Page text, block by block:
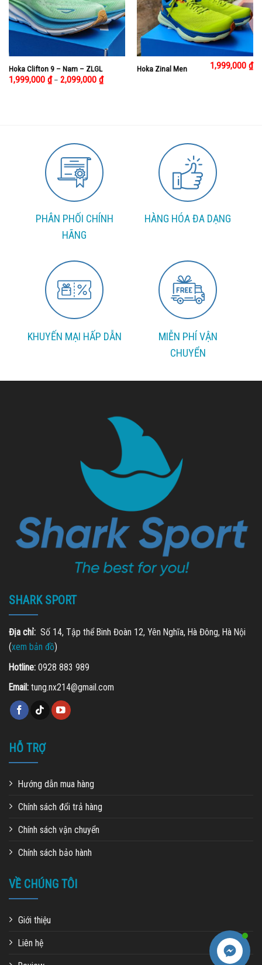
Hoka Clifton 9 – Nam – ZLGL
1,999,000 ₫– 2,099,000 ₫
Hoka Zinal Men 1,999,000₫
PHÂN PHỐI CHÍNH
HÃNG
HÀNG HÓA ĐA DẠNG
KHUYẾN MẠI HẤP DẪN
MIỄN PHÍ VẬN
CHUYỂN
SHARK SPORT
Địa chỉ: Số 14, Tập thể Binh Đoàn 12, Yên Nghĩa, Hà Đông, Hà Nội
(xem bản đồ)
Hotline: 0928 883 989
Email: tung.nx214@gmail.com
HỖ TRỢ
Hướng dẫn mua hàng
Chính sách đổi trả hàng
Chính sách vận chuyển
Chính sách bảo hành
VỀ CHÚNG TÔI
Giới thiệu
Liên hệ